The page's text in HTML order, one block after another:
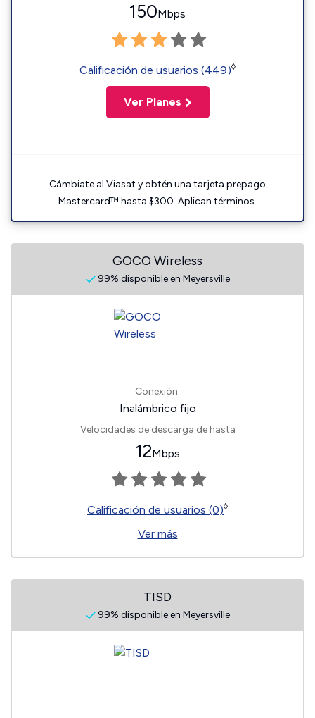
150Mbps
Calificación de usuarios (449)◊
Ver Planes
Cámbiate al Viasat y obtén una tarjeta prepago
Mastercard™ hasta $300. Aplican términos.
GOCO Wireless
99% disponible en Meyersville
Conexión:
Inalámbrico fijo
Velocidades de descarga de hasta
12Mbps
Calificación de usuarios (0)◊
Ver más
TISD
99% disponible en Meyersville